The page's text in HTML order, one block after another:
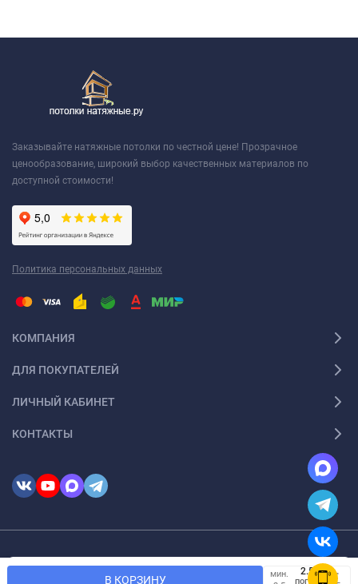
В КОРЗИНУ
мин.
пог.
Заказывайте натяжные потолки по честной цене! Прозрачное
ценообразование, широкий выбор качественных материалов по
доступной стоимости!
Политика персональных данных
КОМПАНИЯ
ДЛЯ ПОКУПАТЕЛЕЙ
ЛИЧНЫЙ КАБИНЕТ
КОНТАКТЫ
Мы используем файлы cookie, чтобы сайт был лучше для
OK